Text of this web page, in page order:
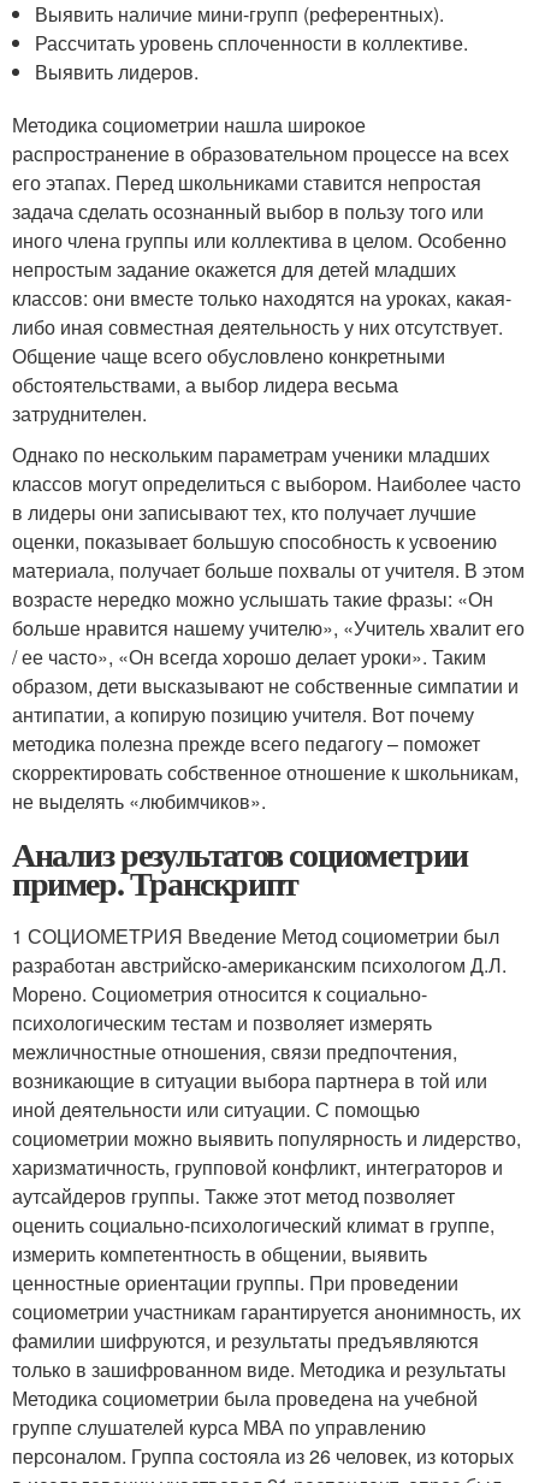
Выявить наличие мини-групп (референтных).
Рассчитать уровень сплоченности в коллективе.
Выявить лидеров.
Методика социометрии нашла широкое
распространение в образовательном процессе на всех
его этапах. Перед школьниками ставится непростая
задача сделать осознанный выбор в пользу того или
иного члена группы или коллектива в целом. Особенно
непростым задание окажется для детей младших
классов: они вместе только находятся на уроках, какая-
либо иная совместная деятельность у них отсутствует.
Общение чаще всего обусловлено конкретными
обстоятельствами, а выбор лидера весьма
затруднителен.
Однако по нескольким параметрам ученики младших
классов могут определиться с выбором. Наиболее часто
в лидеры они записывают тех, кто получает лучшие
оценки, показывает большую способность к усвоению
материала, получает больше похвалы от учителя. В этом
возрасте нередко можно услышать такие фразы: «Он
больше нравится нашему учителю», «Учитель хвалит его
/ ее часто», «Он всегда хорошо делает уроки». Таким
образом, дети высказывают не собственные симпатии и
антипатии, а копирую позицию учителя. Вот почему
методика полезна прежде всего педагогу – поможет
скорректировать собственное отношение к школьникам,
не выделять «любимчиков».
Анализ результатов социометрии
пример. Транскрипт
1 СОЦИОМЕТРИЯ Введение Метод социометрии был
разработан австрийско-американским психологом Д.Л.
Морено. Социометрия относится к социально-
психологическим тестам и позволяет измерять
межличностные отношения, связи предпочтения,
возникающие в ситуации выбора партнера в той или
иной деятельности или ситуации. С помощью
социометрии можно выявить популярность и лидерство,
харизматичность, групповой конфликт, интеграторов и
аутсайдеров группы. Также этот метод позволяет
оценить социально-психологический климат в группе,
измерить компетентность в общении, выявить
ценностные ориентации группы. При проведении
социометрии участникам гарантируется анонимность, их
фамилии шифруются, и результаты предъявляются
только в зашифрованном виде. Методика и результаты
Методика социометрии была проведена на учебной
группе слушателей курса МВА по управлению
персоналом. Группа состояла из 26 человек, из которых